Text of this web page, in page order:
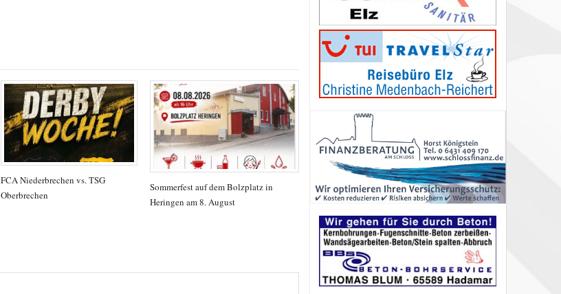
FCA Niederbrechen vs. TSG
Oberbrechen
Sommerfest auf dem Bolzplatz in
Heringen am 8. August